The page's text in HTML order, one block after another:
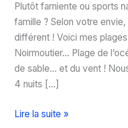
Plutôt farniente ou sports
famille ? Selon votre
différent ! Voici mes
Noirmoutier… Plage de
de sable… et du vent !
4 nuits […]
Mes
Lire la suite »